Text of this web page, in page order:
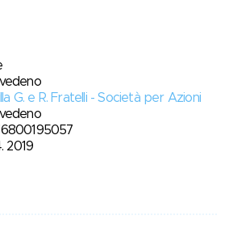
G. e R. Fratelli - Società per Azioni
2019